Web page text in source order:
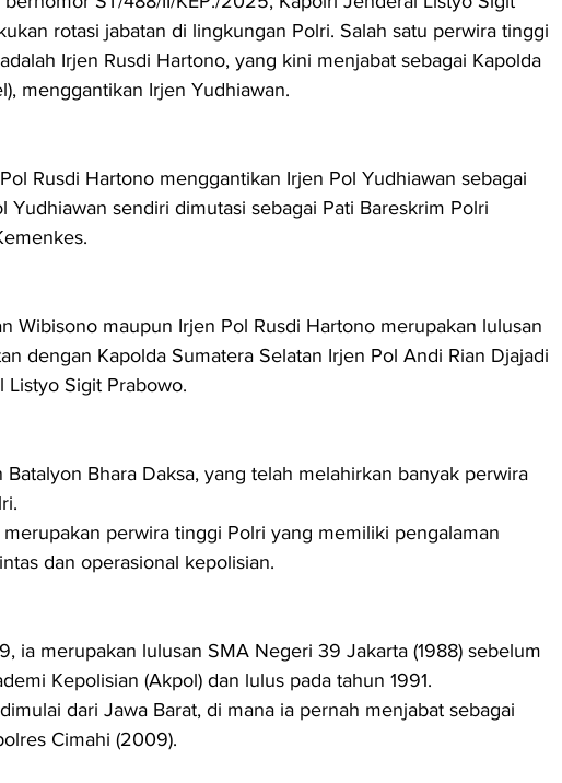
rotasi jabatan di lingkungan Polri. Salah satu perwira tinggi
Irjen Rusdi Hartono, yang kini menjabat sebagai Kapolda
menggantikan Irjen Yudhiawan.
Rusdi Hartono menggantikan Irjen Pol Yudhiawan sebagai
Yudhiawan sendiri dimutasi sebagai Pati Bareskrim Polri
Wibisono maupun Irjen Pol Rusdi Hartono merupakan lulusan
dengan Kapolda Sumatera Selatan Irjen Pol Andi Rian Djajadi
Listyo Sigit Prabowo.
Bhara Daksa, yang telah melahirkan banyak perwira
perwira tinggi Polri yang memiliki pengalaman
dan operasional kepolisian.
ia merupakan lulusan SMA Negeri 39 Jakarta (1988) sebelum
Kepolisian (Akpol) dan lulus pada tahun 1991.
dari Jawa Barat, di mana ia pernah menjabat sebagai
Cimahi (2009).